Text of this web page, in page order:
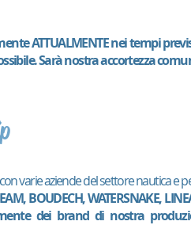
ATTUALMENTE nei tempi
Sarà nostra accortezza
varie aziende del settore nautica e
WATERSNAKE,
dei brand di nostra